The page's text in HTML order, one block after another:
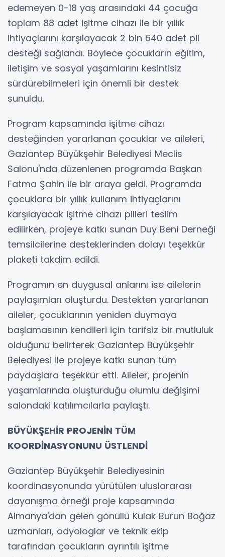
edemeyen 0-18 yaş arasındaki 44 çocuğa
toplam 88 adet işitme cihazı ile bir yıllık
ihtiyaçlarını karşılayacak 2 bin 640 adet pil
desteği sağlandı. Böylece çocukların eğitim,
iletişim ve sosyal yaşamlarını kesintisiz
sürdürebilmeleri için önemli bir destek
sunuldu.
Program kapsamında işitme cihazı
desteğinden yararlanan çocuklar ve aileleri,
Gaziantep Büyükşehir Belediyesi Meclis
Salonu'nda düzenlenen programda Başkan
Fatma Şahin ile bir araya geldi. Programda
çocuklara bir yıllık kullanım ihtiyaçlarını
karşılayacak işitme cihazı pilleri teslim
edilirken, projeye katkı sunan Duy Beni Derneği
temsilcilerine desteklerinden dolayı teşekkür
plaketi takdim edildi.
Programın en duygusal anlarını ise ailelerin
paylaşımları oluşturdu. Destekten yararlanan
aileler, çocuklarının yeniden duymaya
başlamasının kendileri için tarifsiz bir mutluluk
olduğunu belirterek Gaziantep Büyükşehir
Belediyesi ile projeye katkı sunan tüm
paydaşlara teşekkür etti. Aileler, projenin
yaşamlarında oluşturduğu olumlu değişimi
salondaki katılımcılarla paylaştı.
BÜYÜKŞEHİR PROJENİN TÜM
KOORDİNASYONUNU ÜSTLENDİ
Gaziantep Büyükşehir Belediyesinin
koordinasyonunda yürütülen uluslararası
dayanışma örneği proje kapsamında
Almanya'dan gelen gönüllü Kulak Burun Boğaz
uzmanları, odyologlar ve teknik ekip
tarafından çocukların ayrıntılı işitme